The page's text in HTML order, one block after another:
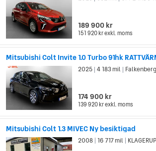
189 900 kr
151 920 krexkl. moms
Mitsubishi Colt Invite 1.0 Turbo 91hk
2025 4 183 mil Falkenberg
174 900 kr
139 920 krexkl. moms
Mitsubishi Colt 1.3 MIVEC Ny besiktigad
2008 16 717 mil KLAGERUP